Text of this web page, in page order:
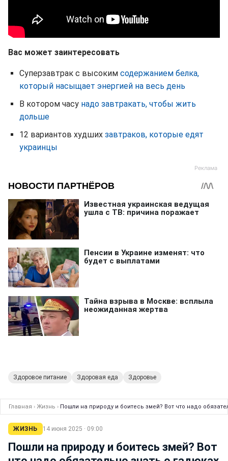
Вас может заинтересовать
Суперзавтрак с высоким содержанием белка,
который насыщает энергией на весь день
В котором часу надо завтракать, чтобы жить
дольше
12 вариантов худших завтраков, которые едят
украинцы
Здоровое питание Здоровая еда Здоровье
Главная › Жизнь › Пошли на природу и боитесь змей? Вот что надо
ЖИЗНЬ 14 июня 2025 · 09:00
Пошли на природу и боитесь змей? Вот